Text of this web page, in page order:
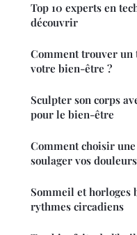
Top 10 experts en
découvrir
Comment trouver
votre bien-être ?
Sculpter son corps
pour le bien-être
Comment choisir
soulager vos
Sommeil et horloges
rythmes circadiens